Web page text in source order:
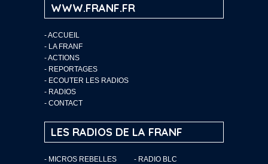
WWW.FRANF.FR
-ACCUEIL
- LA FRANF
-ACTIONS
- REPORTAGES
- ECOUTER LES RADIOS
- RADIOS
- CONTACT
LES RADIOS DE LA FRANF
- MICROS REBELLES
- RADIO BLC